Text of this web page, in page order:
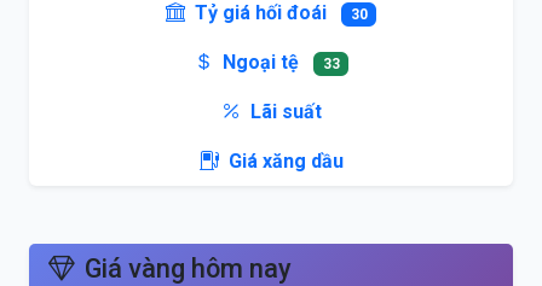
Tỷ giá hối đoái 30
Ngoại tệ 33
Lãi suất
Giá xăng dầu
Giá vàng hôm nay